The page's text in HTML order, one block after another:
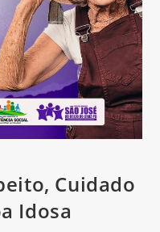
Cuidado
Idosa